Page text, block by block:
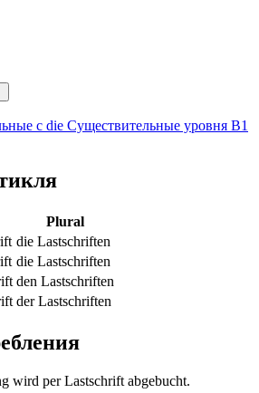
с die Существительные уровня B1
Plural
die Lastschriften
die Lastschriften
den Lastschriften
der Lastschriften
wird per Lastschrift abgebucht.